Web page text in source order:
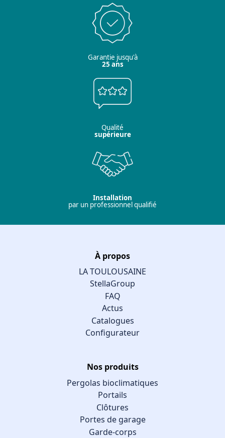
Garantie jusqu'à
25 ans
Qualité
supérieure
Installation
par un professionnel qualifié
À propos
LA TOULOUSAINE
StellaGroup
FAQ
Actus
Catalogues
Configurateur
Nos produits
Pergolas bioclimatiques
Portails
Clôtures
Portes de garage
Garde-corps